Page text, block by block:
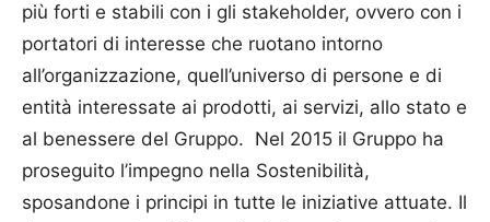
più forti e stabili con i gli stakeholder, ovvero con i
portatori di interesse che ruotano intorno
all’organizzazione, quell’universo di persone e di
entità interessate ai prodotti, ai servizi, allo stato e
al benessere del Gruppo. Nel 2015 il Gruppo ha
proseguito l’impegno nella Sostenibilità,
sposandone i principi in tutte le iniziative attuate. Il